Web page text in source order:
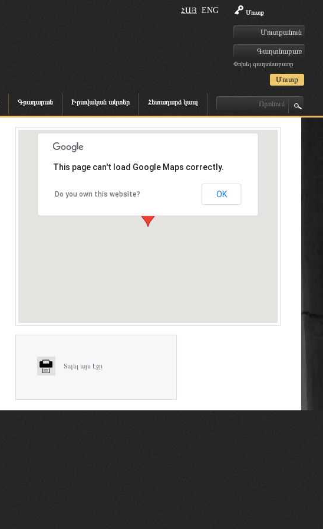
Մուտք
Փոխել գաղտնաբառը
ՀԱՅ ENG
Գրադարան Իրավական ակտեր Հետադարձ կապ
This page can't load Google Maps correctly.
Do you own this website? OK
Տպել այս էջը